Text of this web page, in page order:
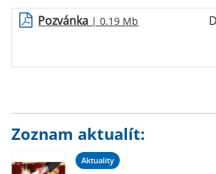
Pozvánka | 0.19 Mb
Zoznam aktualít:
Aktuality